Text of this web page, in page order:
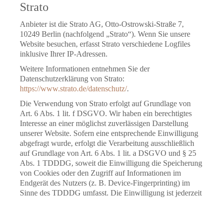
Strato
Anbieter ist die Strato AG, Otto-Ostrowski-Straße 7,
10249 Berlin (nachfolgend „Strato“). Wenn Sie unsere
Website besuchen, erfasst Strato verschiedene Logfiles
inklusive Ihrer IP-Adressen.
Weitere Informationen entnehmen Sie der
Datenschutzerklärung von Strato:
https://www.strato.de/datenschutz/.
Die Verwendung von Strato erfolgt auf Grundlage von
Art. 6 Abs. 1 lit. f DSGVO. Wir haben ein berechtigtes
Interesse an einer möglichst zuverlässigen Darstellung
unserer Website. Sofern eine entsprechende Einwilligung
abgefragt wurde, erfolgt die Verarbeitung ausschließlich
auf Grundlage von Art. 6 Abs. 1 lit. a DSGVO und § 25
Abs. 1 TDDDG, soweit die Einwilligung die Speicherung
von Cookies oder den Zugriff auf Informationen im
Endgerät des Nutzers (z. B. Device-Fingerprinting) im
Sinne des TDDDG umfasst. Die Einwilligung ist jederzeit